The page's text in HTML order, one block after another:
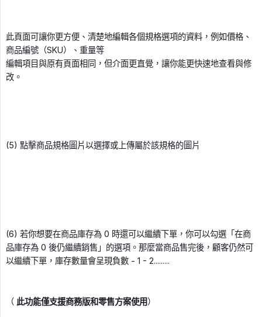
此頁面可讓你更方便、清楚地編輯各個規格選項的資料，例如價格、
商品編號（SKU）、重量等
編輯項目與原有頁面相同，但介面更直覺，讓你能更快速地查看與修
改。
(5) 點擊商品規格圖片以選擇或上傳屬於該規格的圖片
(6) 若你想要在商品庫存為 0 時還可以繼續下單，你可以勾選「在商
品庫存為 0 後仍繼續銷售」的選項。那麼當商品售完後，顧客仍然可
以繼續下單，庫存數量會呈現負數 - 1 - 2.........
（ 此功能僅支援商務版和零售方案使用）